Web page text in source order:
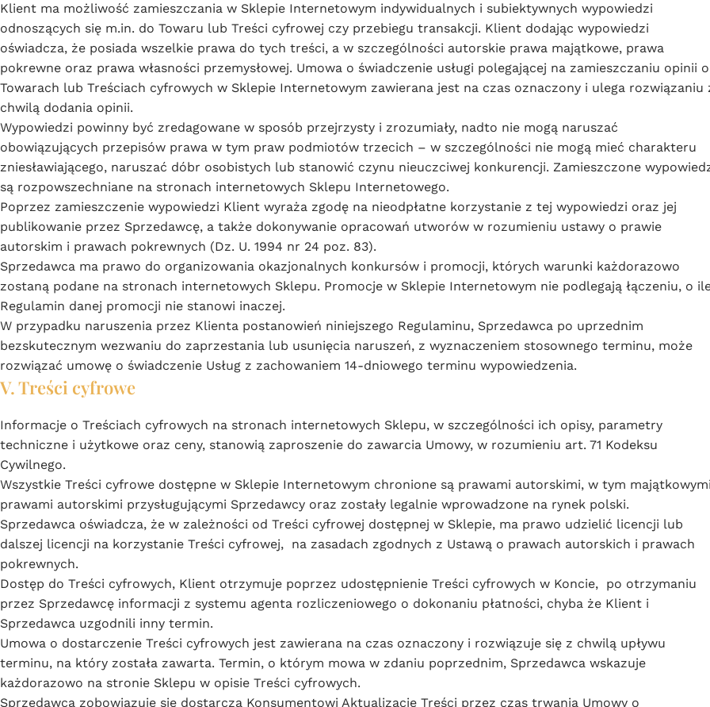
Klient ma możliwość zamieszczania w Sklepie Internetowym indywidualnych i subiektywnych wypowiedzi
odnoszących się m.in. do Towaru lub Treści cyfrowej czy przebiegu transakcji. Klient dodając wypowiedzi
oświadcza, że posiada wszelkie prawa do tych treści, a w szczególności autorskie prawa majątkowe, prawa
pokrewne oraz prawa własności przemysłowej. Umowa o świadczenie usługi polegającej na zamieszczaniu opinii o
Towarach lub Treściach cyfrowych w Sklepie Internetowym zawierana jest na czas oznaczony i ulega rozwiązaniu
chwilą dodania opinii.
Wypowiedzi powinny być zredagowane w sposób przejrzysty i zrozumiały, nadto nie mogą naruszać
obowiązujących przepisów prawa w tym praw podmiotów trzecich – w szczególności nie mogą mieć charakteru
zniesławiającego, naruszać dóbr osobistych lub stanowić czynu nieuczciwej konkurencji. Zamieszczone
są rozpowszechniane na stronach internetowych Sklepu Internetowego.
Poprzez zamieszczenie wypowiedzi Klient wyraża zgodę na nieodpłatne korzystanie z tej wypowiedzi oraz jej
publikowanie przez Sprzedawcę, a także dokonywanie opracowań utworów w rozumieniu ustawy o prawie
autorskim i prawach pokrewnych (Dz. U. 1994 nr 24 poz. 83).
Sprzedawca ma prawo do organizowania okazjonalnych konkursów i promocji, których warunki każdorazowo
zostaną podane na stronach internetowych Sklepu. Promocje w Sklepie Internetowym nie podlegają łączeniu, o
Regulamin danej promocji nie stanowi inaczej.
W przypadku naruszenia przez Klienta postanowień niniejszego Regulaminu, Sprzedawca po uprzednim
bezskutecznym wezwaniu do zaprzestania lub usunięcia naruszeń, z wyznaczeniem stosownego terminu, może
rozwiązać umowę o świadczenie Usług z zachowaniem 14-dniowego terminu wypowiedzenia.
V. Treści cyfrowe
Informacje o Treściach cyfrowych na stronach internetowych Sklepu, w szczególności ich opisy, parametry
techniczne i użytkowe oraz ceny, stanowią zaproszenie do zawarcia Umowy, w rozumieniu art. 71 Kodeksu
Cywilnego.
Wszystkie Treści cyfrowe dostępne w Sklepie Internetowym chronione są prawami autorskimi, w tym
prawami autorskimi przysługującymi Sprzedawcy oraz zostały legalnie wprowadzone na rynek polski.
Sprzedawca oświadcza, że w zależności od Treści cyfrowej dostępnej w Sklepie, ma prawo udzielić licencji lub
dalszej licencji na korzystanie Treści cyfrowej, na zasadach zgodnych z Ustawą o prawach autorskich i prawach
pokrewnych.
Dostęp do Treści cyfrowych, Klient otrzymuje poprzez udostępnienie Treści cyfrowych w Koncie, po otrzymaniu
przez Sprzedawcę informacji z systemu agenta rozliczeniowego o dokonaniu płatności, chyba że Klient i
Sprzedawca uzgodnili inny termin.
Umowa o dostarczenie Treści cyfrowych jest zawierana na czas oznaczony i rozwiązuje się z chwilą upływu
terminu, na który została zawarta. Termin, o którym mowa w zdaniu poprzednim, Sprzedawca wskazuje
każdorazowo na stronie Sklepu w opisie Treści cyfrowych.
Sprzedawca zobowiązuje się dostarcza Konsumentowi Aktualizacje Treści przez czas trwania Umowy o